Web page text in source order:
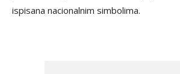
ispisana nacionalnim simbolima.